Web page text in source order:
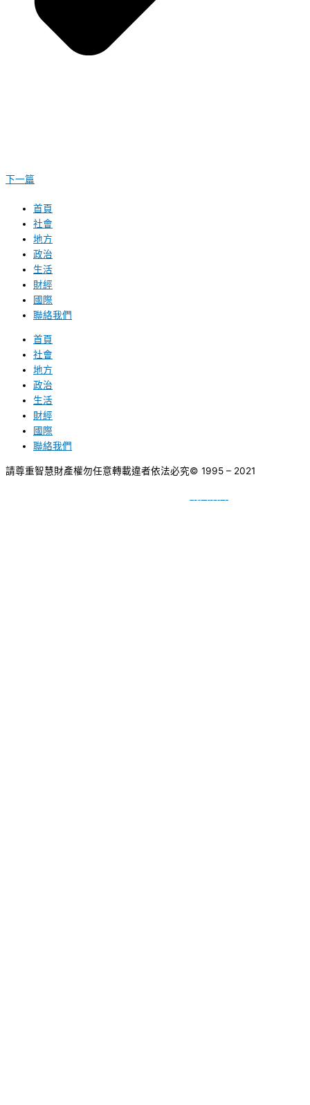
下一篇
首頁
社會
地方
政治
生活
財經
國際
聯絡我們
首頁
社會
地方
政治
生活
財經
國際
聯絡我們
請尊重智慧財產權勿任意轉載違者依法必究© 1995 – 2021